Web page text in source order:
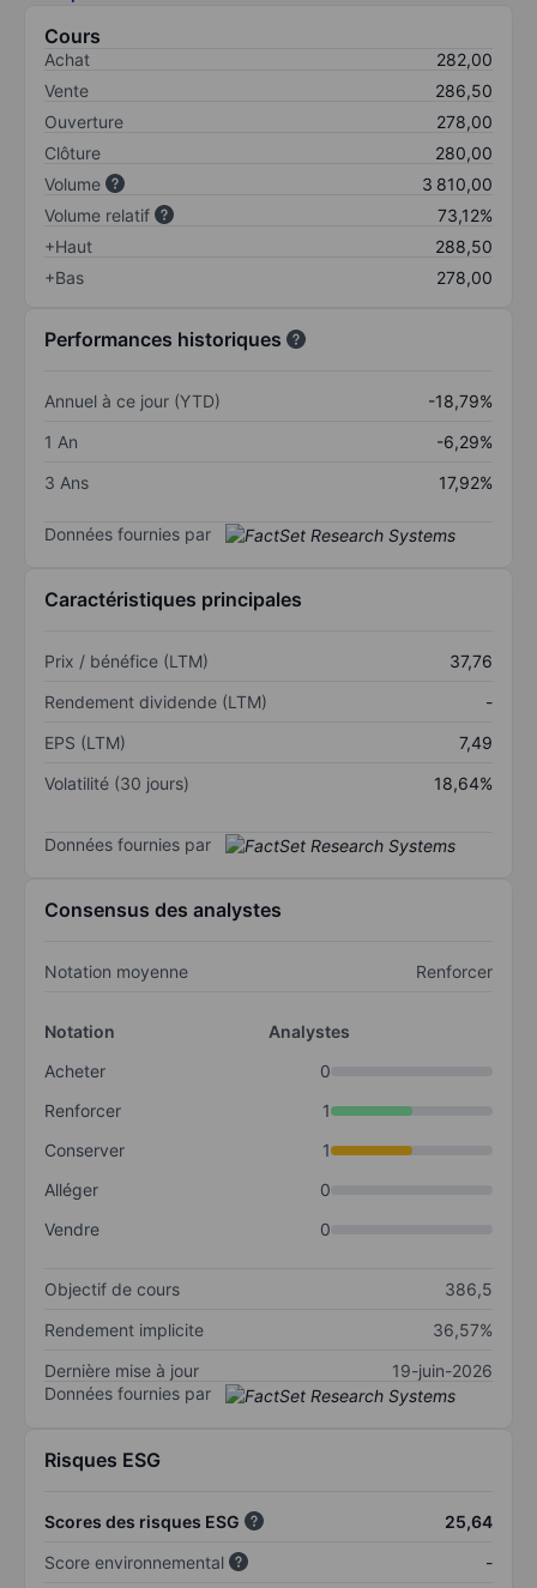
Cours
Achat
282,00
Vente
286,50
Ouverture
278,00
Clôture
280,00
Volume
3 810,00
Volume relatif
73,12%
+Haut
288,50
+Bas
278,00
Performances historiques
Annuel à ce jour (YTD)
-18,79%
1 An
-6,29%
3 Ans
17,92%
Données fournies par
Caractéristiques principales
Prix / bénéfice (LTM)
37,76
Rendement dividende (LTM)
-
EPS (LTM)
7,49
Volatilité (30 jours)
18,64%
Données fournies par
Consensus des analystes
Notation moyenne Renforcer
Notation
Analystes
Acheter
0
Renforcer
1
Conserver
1
Alléger
0
Vendre
0
Objectif de cours
386,5
Rendement implicite
36,57%
Dernière mise à jour
19-juin-2026
Données fournies par
Risques ESG
Scores des risques ESG
25,64
Score environnemental
-